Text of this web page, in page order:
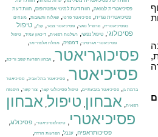
פסיכיאטרית לצוואה,חוות דעת למינוי אפוטרופוס,חוות דעת
פסיכיאטרית נגדית,פסיכיאטר פרטי,שאלות ותשובות,מונחים
בפסיכיאטריה,פרופיל נפשי,פסיכיאטר צבאי,קב"ן,טיפול
פסיכולוגי, טיפול נפשי, רשלנות רפואית, דיכאון עמיד, טיפול
פסיכיאטרי אגרסיבי,דמנציה, מחלת אלצהיימר,
פסיכוגריאטר, אבחון הפרעת קשב וריכוז,
פסיכיאטר, פסיכיאטר בתל אביב, פסיכיאטר
ברמת גן, פסיכיאטר בגבעתיים, טיפול פסיכולוגי קצר, צור קשר, היפנוזה
רפואית, אבחון, טיפול, אבחון
פסיכיאטרי, טיפולפסיכיאטרי, פסיכולוג,
פסיכותראפיה, ענבל, הפרעות חרדה,